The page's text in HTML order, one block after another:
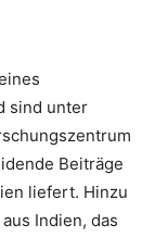
sind unter
Beiträge
liefert. Hinzu
Indien, das